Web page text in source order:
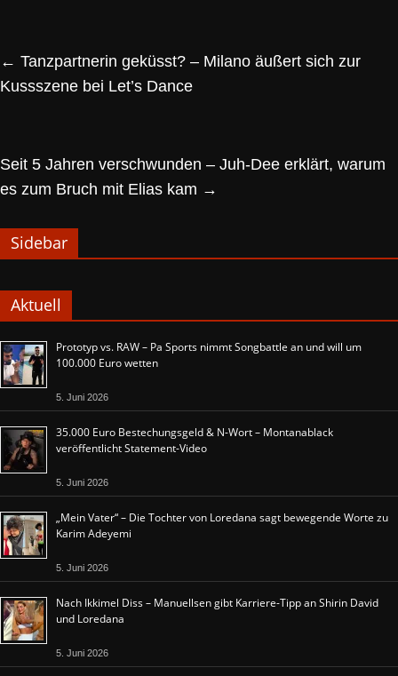
← Tanzpartnerin geküsst? – Milano äußert sich zur
Kussszene bei Let’s Dance
Seit 5 Jahren verschwunden – Juh-Dee erklärt, warum
es zum Bruch mit Elias kam →
Sidebar
Aktuell
Prototyp vs. RAW – Pa Sports nimmt Songbattle an und will um
100.000 Euro wetten
5. Juni 2026
35.000 Euro Bestechungsgeld & N-Wort – Montanablack
veröffentlicht Statement-Video
5. Juni 2026
„Mein Vater“ – Die Tochter von Loredana sagt bewegende Worte zu
Karim Adeyemi
5. Juni 2026
Nach Ikkimel Diss – Manuellsen gibt Karriere-Tipp an Shirin David
und Loredana
5. Juni 2026